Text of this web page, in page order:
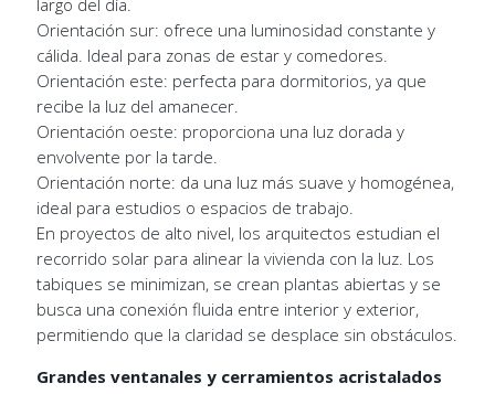
Orientación sur: ofrece una luminosidad constante y
cálida. Ideal para zonas de estar y comedores.
Orientación este: perfecta para dormitorios, ya que
recibe la luz del amanecer.
Orientación oeste: proporciona una luz dorada y
envolvente por la tarde.
Orientación norte: da una luz más suave y homogénea,
ideal para estudios o espacios de trabajo.
En proyectos de alto nivel, los arquitectos estudian el
recorrido solar para alinear la vivienda con la luz. Los
tabiques se minimizan, se crean plantas abiertas y se
busca una conexión fluida entre interior y exterior,
permitiendo que la claridad se desplace sin obstáculos.
Grandes ventanales y cerramientos acristalados